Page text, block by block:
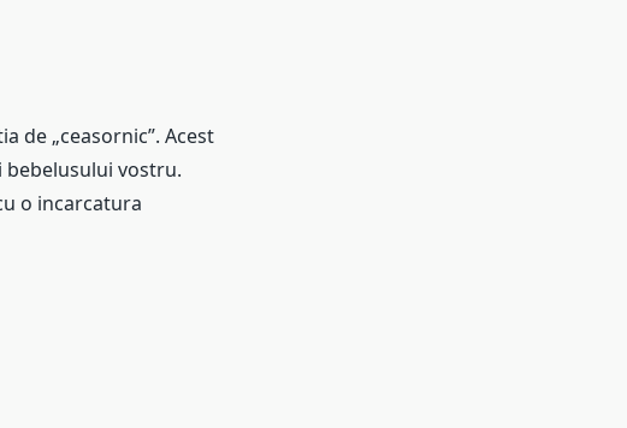
de „ceasornic”. Acest
bebelusului vostru.
o incarcatura